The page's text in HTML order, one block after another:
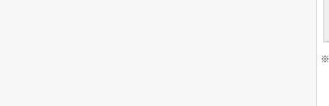
※